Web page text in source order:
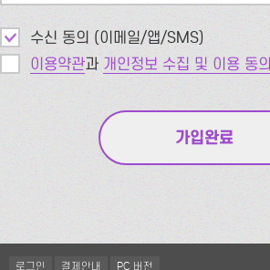
수신 동의 (이메일/앱/SMS)
이용약관과 개인정보 수집 및 이용 동의
로그인 결제안내 PC 버전